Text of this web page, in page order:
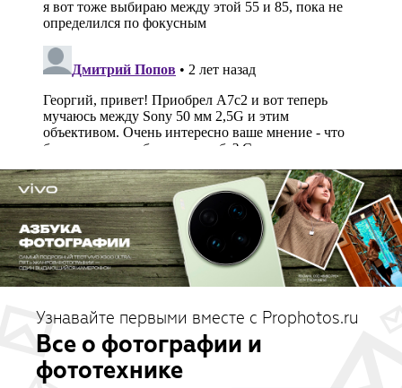
Узнавайте первыми вместе с Prophotos.ru
Все о фотографии и
фототехнике